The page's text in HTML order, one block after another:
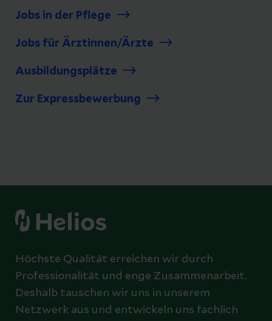
Jobs in der Pflege
Jobs für Ärztinnen/Ärzte
Ausbildungsplätze
Zur Expressbewerbung
Höchste Qualität erreichen wir durch
Professionalität und enge Zusammenarbeit.
Deshalb tauschen wir uns in unserem
Netzwerk aus und entwickeln uns fachlich